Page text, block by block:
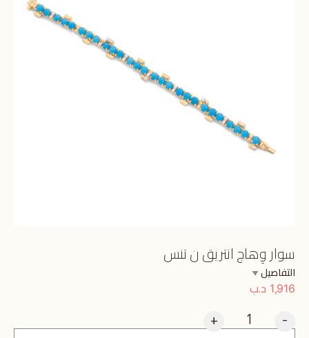
سوار وِهاج انتريق ن تنس
التفاصيل
1,916 د.ب
-
+